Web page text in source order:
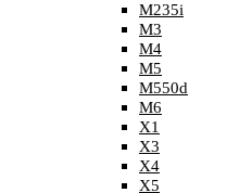
M235i
M3
M4
M5
M550d
M6
X1
X3
X4
X5